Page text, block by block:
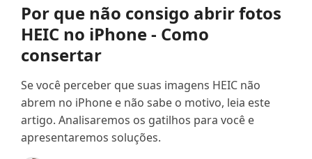
Por que não consigo abrir fotos
HEIC no iPhone - Como
consertar
Se você perceber que suas imagens HEIC não
abrem no iPhone e não sabe o motivo, leia este
artigo. Analisaremos os gatilhos para você e
apresentaremos soluções.